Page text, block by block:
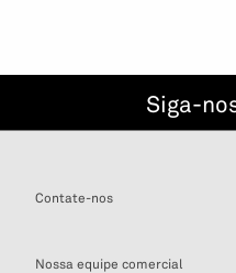
Siga-
Contate-nos
Nossa equipe comercial